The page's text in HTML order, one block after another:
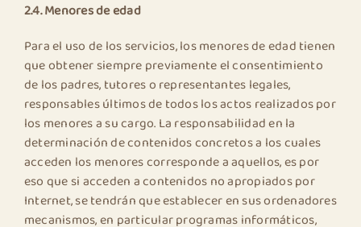
2.4. Menores de edad
Para el uso de los servicios, los menores de edad tienen
que obtener siempre previamente el consentimiento
de los padres, tutores o representantes legales,
responsables últimos de todos los actos realizados por
los menores a su cargo. La responsabilidad en la
determinación de contenidos concretos a los cuales
acceden los menores corresponde a aquellos, es por
eso que si acceden a contenidos no apropiados por
Internet, se tendrán que establecer en sus ordenadores
mecanismos, en particular programas informáticos,